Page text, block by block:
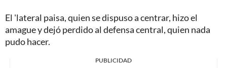
El 'lateral paisa, quien se dispuso a centrar, hizo el
amague y dejó perdido al defensa central, quien nada
pudo hacer.
PUBLICIDAD